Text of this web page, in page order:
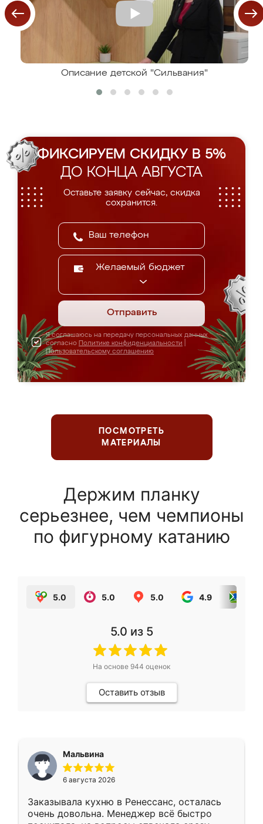
Описание детской "Сильвания"
ФИКСИРУЕМ СКИДКУ В 5%
ДО КОНЦА АВГУСТА
Оставьте заявку сейчас, скидка
сохранится.
Желаемый бюджет
Отправить
Я соглашаюсь на передачу персональных данных
согласно Политике конфиденциальности
Пользовательскому соглашению
ПОСМОТРЕТЬ
МАТЕРИАЛЫ
Держим планку
серьезнее, чем чемпионы
по фигурному катанию
5.0 5.0 5.0 4.9
5.0 из 5
На основе 944 оценок
Оставить отзыв
Мальвина
6 августа 2026
Заказывала кухню в Ренессанс, осталась
очень довольна. Менеджер всё быстро